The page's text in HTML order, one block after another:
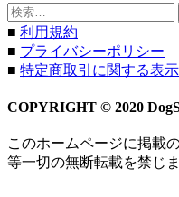
検
索:
■ 利用規約
■ プライバシーポリシー
■ 特定商取引に関する表示
COPYRIGHT © 2020
このホームページに掲載
等一切の無断転載を禁じま